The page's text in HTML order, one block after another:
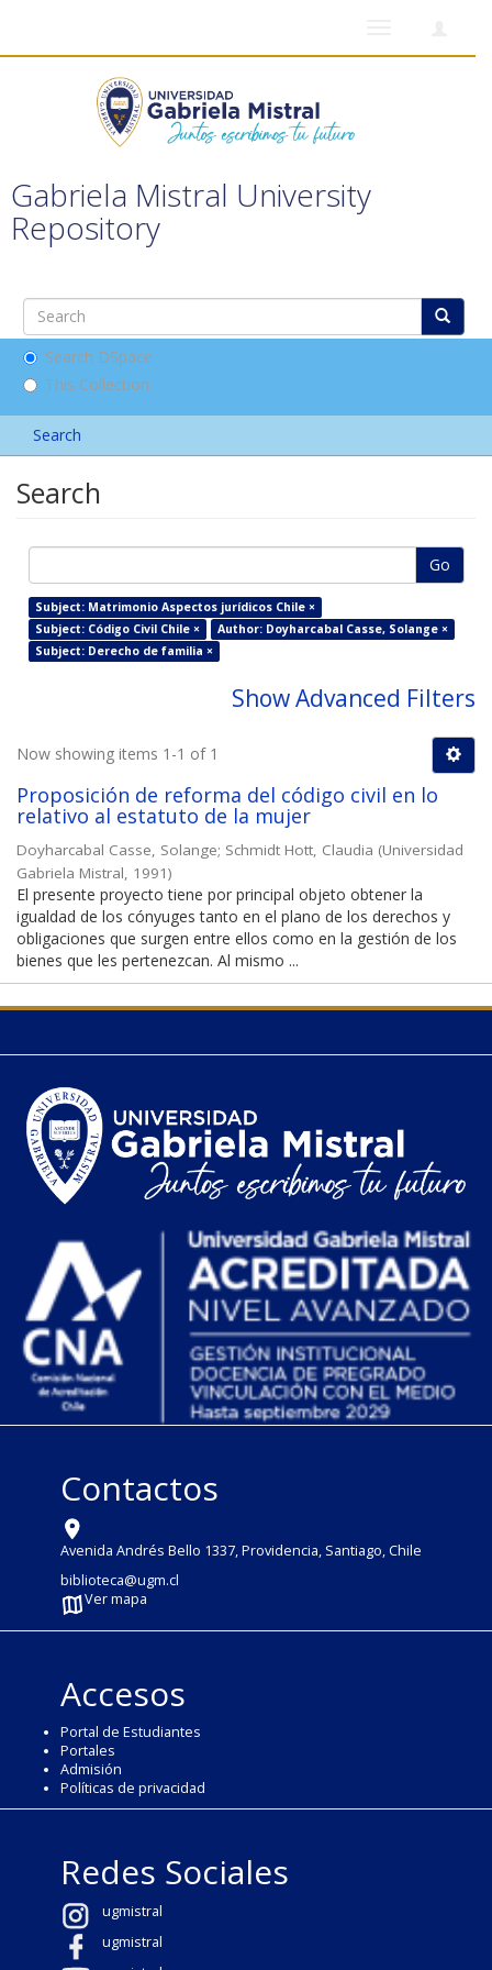
Gabriela Mistral University
Repository
Search DSpace
This Collection
Search
Search
Go
Subject: Matrimonio Aspectos jurídicos Chile ×
Subject: Código Civil Chile ×
Author: Doyharcabal Casse, Solange ×
Subject: Derecho de familia ×
Show Advanced Filters
Now showing items 1-1 of 1
Proposición de reforma del código civil en lo
relativo al estatuto de la mujer
Doyharcabal Casse, Solange; Schmidt Hott, Claudia (Universidad
Gabriela Mistral, 1991)
El presente proyecto tiene por principal objeto obtener la
igualdad de los cónyuges tanto en el plano de los derechos y
obligaciones que surgen entre ellos como en la gestión de los
bienes que les pertenezcan. Al mismo ...
Contactos
Avenida Andrés Bello 1337, Providencia, Santiago, Chile
biblioteca@ugm.cl
Ver mapa
Accesos
Portal de Estudiantes
Portales
Admisión
Políticas de privacidad
Redes Sociales
ugmistral
ugmistral